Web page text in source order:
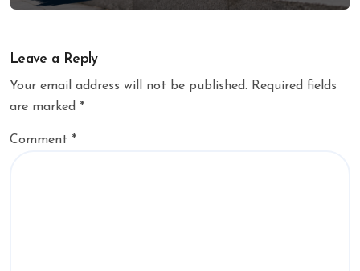
Leave a Reply
Your email address will not be published. Required fields
are marked *
Comment *